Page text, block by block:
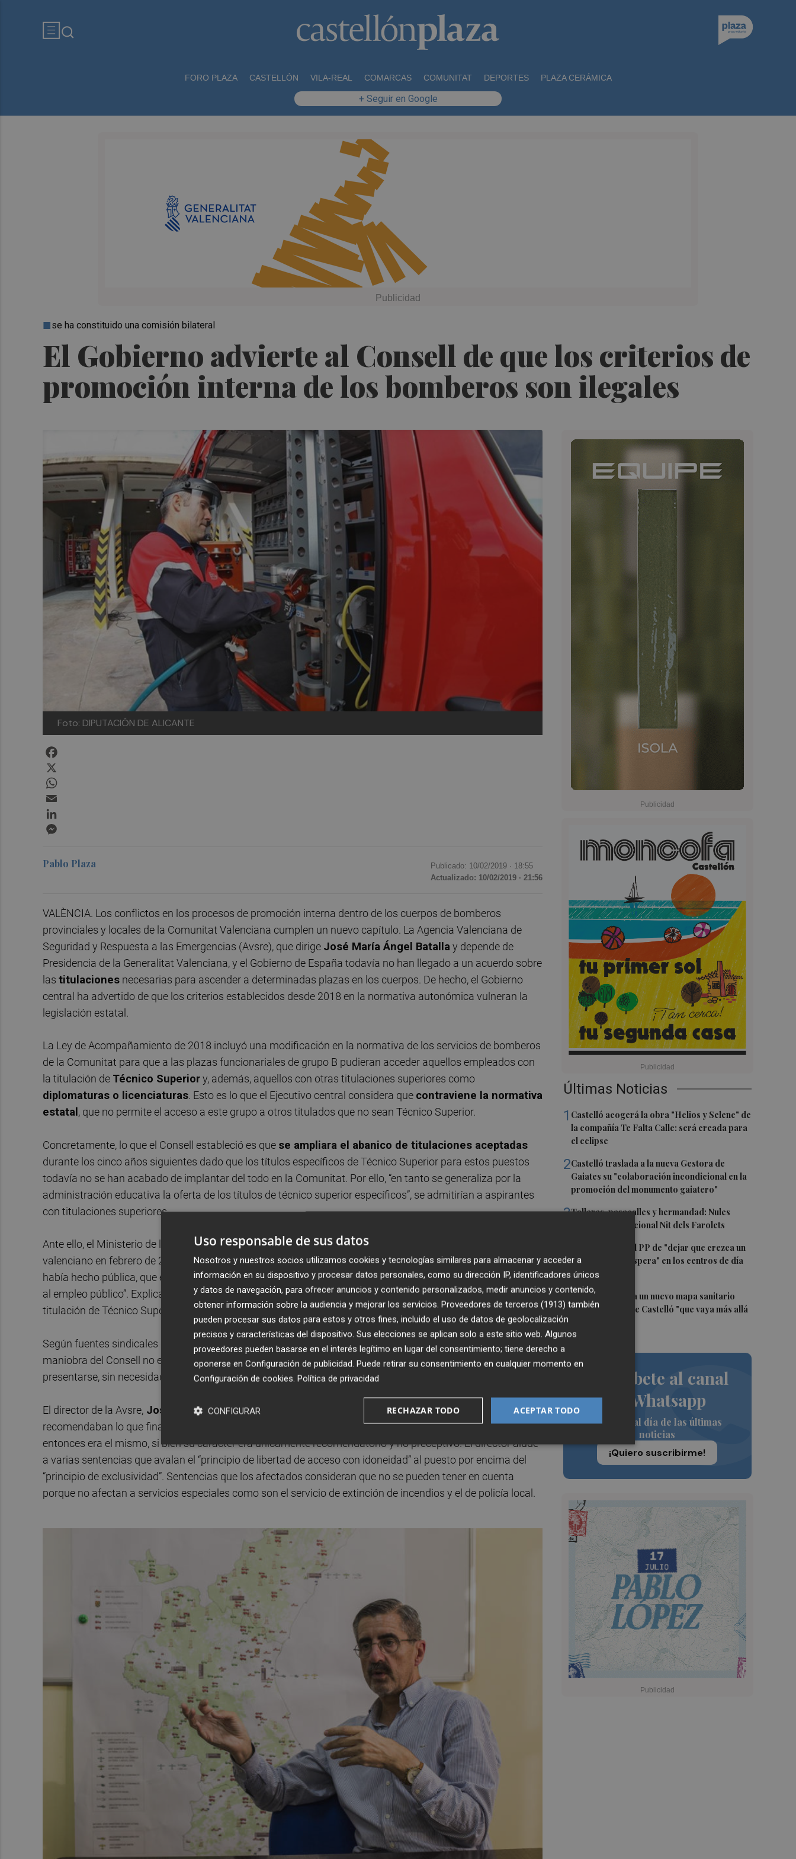
FORO PLAZA CASTELLÓN VILA-REAL COMARCAS COMUNITAT DEPORTES PLAZA CERÁMICA
+ Seguir en Google
El Gobierno advierte al Consell de que los criterios de
promoción interna de los bomberos son ilegales
se ha constituido una comisión bilateral
Foto: DIPUTACIÓN DE ALICANTE
Últimas Noticias
1 Castelló acogerá la obra "Helios y Selene" de
la compañía Te Falta Calle: será creada para
el eclipse
2Castelló traslada a la nueva Gestora de
Gaiates su "colaboración incondicional en la
promoción del monumento gaiatero"
3Talleres, pasacalles y hermandad: Nules
celebra su tradicional Nit dels Farolets
El PSPV acusa al PP de "dejar que crezca un
31 % la lista de espera" en los centros de día
de Castellón
5El PSPV reclama un nuevo mapa sanitario
para la ciudad de Castelló "que vaya más allá
Suscríbete al canal
de Whatsapp
Siempre al día de las últimas
noticias
¡Quiero suscribirme!
Pablo Plaza Publicado: 10/02/2019 · 18:55
Actualizado: 10/02/2019 · 21:56
VALÈNCIA. Los conflictos en los procesos de promoción interna dentro de los cuerpos de bomberos
provinciales y locales de la Comunitat Valenciana cumplen un nuevo capítulo. La Agencia Valenciana de
Seguridad y Respuesta a las Emergencias (Avsre), que dirige José María Ángel Batalla y depende de
Presidencia de la Generalitat Valenciana, y el Gobierno de España todavía no han llegado a un acuerdo sobre
las titulaciones necesarias para ascender a determinadas plazas en los cuerpos. De hecho, el Gobierno
central ha advertido de que los criterios establecidos desde 2018 en la normativa autonómica vulneran la
legislación estatal.
La Ley de Acompañamiento de 2018 incluyó una modificación en la normativa de los servicios de bomberos
de la Comunitat para que a las plazas funcionariales de grupo B pudieran acceder aquellos empleados con
la titulación de Técnico Superiory, además, aquellos con otras titulaciones superiores como
diplomaturas o licenciaturas. Esto es lo que el Ejecutivo central considera que contraviene la normativa
estatal , que no permite el acceso a este grupo a otros titulados que no sean Técnico Superior.
Concretamente, lo que el Consell estableció es que se ampliara el abanico de titulaciones aceptadas
durante los cinco años siguientes dado que los títulos específicos de Técnico Superior para estos puestos
todavía no se han acabado de implantar del todo en la Comunitat. Por ello, “en tanto se generaliza por la
administración educativa la oferta de los títulos de técnico superior específicos”, se admitirían a aspirantes
con titulaciones superiores.
Ante ello, el Ministerio de la Presidencia y para las Administraciones Territoriales comunicó al Gobierno
valenciano en febrero de 2018, en una nota a la que ha tenido accesoValencia Plaza y que todavía no se
había hecho pública, que este precepto“vulnera la normativa básicaen materia de titulaciones de acceso
al empleo público”. Explica el Ejecutivo central que, según la ley estatal, lo que se exige para el grupo B es la
titulación de Técnico Superior,
“y ninguna otra”,incide.
Según fuentes sindicales de los consorcios provinciales, donde se han interpuesto múltiples recursos, la
maniobra del Consell no era necesaria porque la ley estatal permite a cualquier Técnico Superior
presentarse, sin necesidad de que haya participado en un curso específico de emergencias.
El director de la Avsre, José María Ángel Batalla
, ya había emitido unas directrices en 2016 que
recomendaban lo que finalmente se plasmó en la Ley de Acompañamiento dos años después. El argumento
entonces era el mismo, si bien su carácter era únicamente recomendatorio y no preceptivo. El director alude
a varias sentencias que avalan el “principio de libertad de acceso con idoneidad” al puesto por encima del
“principio de exclusividad”. Sentencias que los afectados consideran que no se pueden tener en cuenta
porque no afectan a servicios especiales como son el servicio de extinción de incendios y el de policía local.
Uso responsable de sus datos
Nosotros y nuestros socios utilizamos cookies y tecnologías similares para almacenar y acceder a
información en su dispositivo y procesar datos personales, como su dirección IP, identificadores únicos
y datos de navegación, para ofrecer anuncios y contenido personalizados, medir anuncios y contenido,
obtener información sobre la audiencia y mejorar los servicios. Proveedores de terceros (1913) también
pueden procesar sus datos para estos y otros fines, incluido el uso de datos de geolocalización
precisos y características del dispositivo. Sus elecciones se aplican solo a este sitio web. Algunos
proveedores pueden basarse en el interés legítimo en lugar del consentimiento; tiene derecho a
oponerse en Configuración de publicidad. Puede retirar su consentimiento en cualquier momento en
Configuración de cookies. Política de privacidad
ACEPTAR TODO
RECHAZAR TODO
CONFIGURAR